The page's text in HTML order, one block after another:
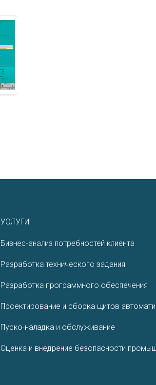
УСЛУГИ:
Бизнес-анализ потребностей клиента
Разработка технического задания
Разработ­ка програм­много обеспе­чения
Проектирование и сборка щитов
Пуско-наладка и обслуживание
Оценка и внедрение безопасности